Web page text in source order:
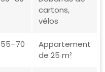
cartons,
vélos
55–70
Appartement
de 25 m²